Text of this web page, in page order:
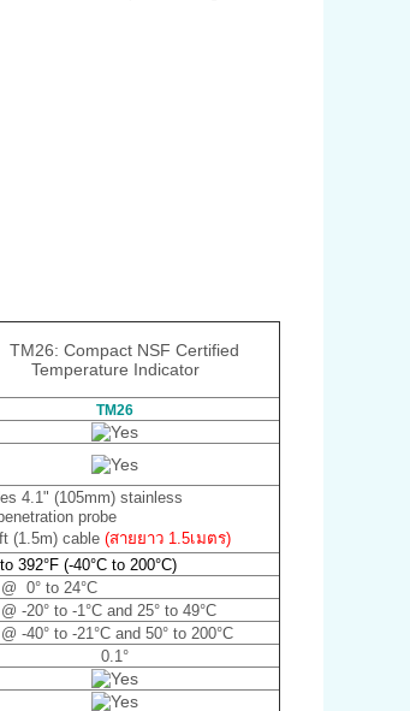
TM26
4.1" (105mm) stainless
probe
(1.5m) cable (สายยาว 1.5เมตร)
392°F (-40°C to 200°C)
0° to 24°C
‐20° to ‐1°C and 25° to 49°C
‐40° to ‐21°C and 50° to 200°C
0.1°